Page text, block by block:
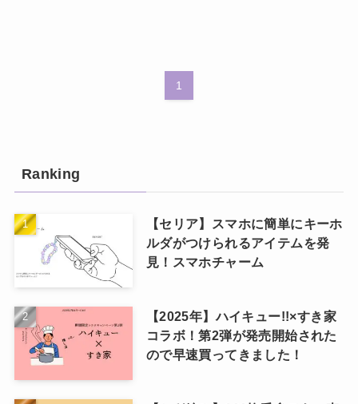
1
Ranking
【セリア】スマホに簡単にキーホ
ルダがつけられるアイテムを発
見！スマホチャーム
【2025年】ハイキュー!!×すき家
コラボ！第2弾が発売開始された
ので早速買ってきました！